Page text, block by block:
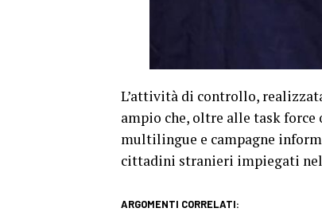
L’attività di controllo,
ampio che, oltre alle task
multilingue e campagne
cittadini stranieri impiegati
ARGOMENTI CORRELATI: